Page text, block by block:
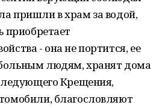
пришли в храм за водой,
приобретает
- она не портится, ее
людям, хранят дома
Крещения,
благословляют